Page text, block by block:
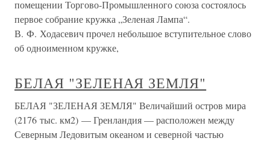
помещении Торгово-Промышленного союза состоялось
первое собрание кружка „Зеленая Лампа“.
В. Ф. Ходасевич прочел небольшое вступительное слово
об одноименном кружке,
БЕЛАЯ "ЗЕЛЕНАЯ ЗЕМЛЯ"
БЕЛАЯ "ЗЕЛЕНАЯ ЗЕМЛЯ" Величайший остров мира
(2176 тыс. км2) — Гренландия — расположен между
Северным Ледовитым океаном и северной частью